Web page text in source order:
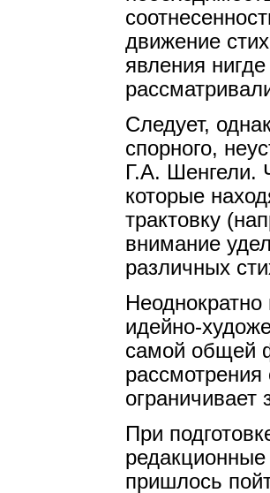
движение
явления
Следует,
спорного,
Г.А. Шенгели.
которые
трактовку
внимание
различных
идейно-
самой общей
ограничивает
При
пришлось